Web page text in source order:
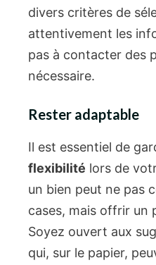
divers critères de
attentivement les
pas à contacter des
nécessaire.
Rester adaptable
Il est essentiel de
flexibilité lors de
un bien peut ne pas
cases, mais offrir un
Soyez ouvert aux
qui, sur le papier,